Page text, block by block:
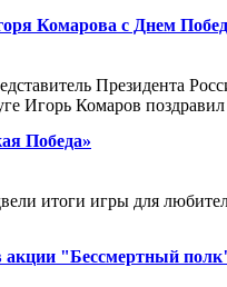
Комарова с Днем
Президента
Игорь Комаров
Победа»
итоги игры для
акции "Бессмертный